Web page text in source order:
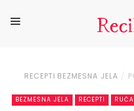
RECEPTI BEZMESNA JELA
BEZMESNA JELA RECEPTI